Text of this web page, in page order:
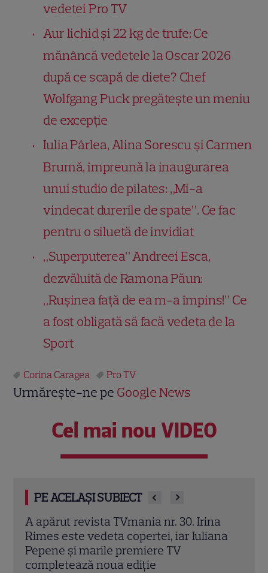
vedetei Pro TV
Aur lichid și 22 kg de trufe: Ce
mănâncă vedetele la Oscar 2026
după ce scapă de diete? Chef
Wolfgang Puck pregătește un meniu
de excepție
Iulia Pârlea, Alina Sorescu și Carmen
Brumă, împreună la inaugurarea
unui studio de pilates: „Mi-a
vindecat durerile de spate”. Ce fac
pentru o siluetă de invidiat
„Superputerea” Andreei Esca,
dezvăluită de Ramona Păun:
„Rușinea față de ea m-a împins!” Ce
a fost obligată să facă vedeta de la
Sport
Corina Caragea Pro TV
Urmărește-ne pe Google News
Cel mai nou VIDEO
PE ACELAȘI SUBIECT
A apărut revista TVmania nr. 30. Irina
Rimes este vedeta copertei, iar Iuliana
Pepene și marile premiere TV
completează noua ediție